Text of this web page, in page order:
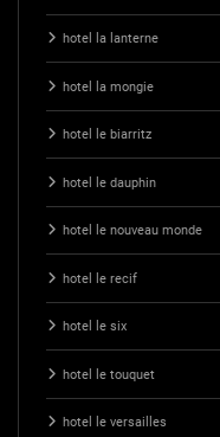
hotel la lanterne
hotel la mongie
hotel le biarritz
hotel le dauphin
hotel le nouveau monde
hotel le recif
hotel le six
hotel le touquet
hotel le versailles